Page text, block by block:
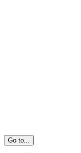
Go to...